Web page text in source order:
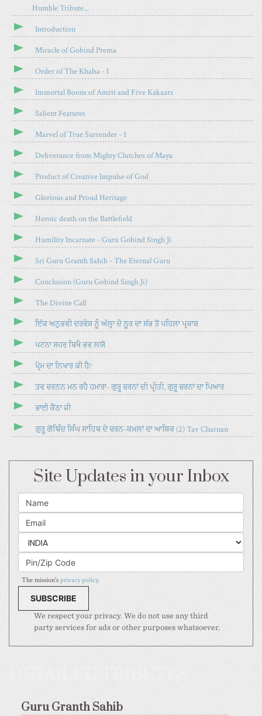
T
I
A
R
T
I
L
Humble Tribute...
Introduction
Miracle of Gobind Prema
Order of The Khalsa - I
Immortal Boons of Amrit and Five Kakaars
Salient Features
Marvel of True Surrender - 1
Deliverance from Mighty Clutches of Maya
Product of Creative Impulse of God
Glorious and Proud Heritage
Heroic death on the Battlefield
Humility Incarnate - Guru Gobind Singh Ji
Sri Guru Granth Sahib - The Eternal Guru
Conclusion (Guru Gobind Singh Ji)
The Divine Call
ਇੱਕ ਅਨੁਭਵੀ ਦਰਵੇਸ਼ ਨੂੰ ਅੱਲ੍ਹਾ ਦੇ ਨੂਰ ਦਾ ਸੱਭ ਤੋਂ ਪਹਿਲਾ ਪ੍ਰਕਾਸ਼
ਪਟਨਾ ਸਹਰ ਬਿਖੈ ਭਵ ਲਯੋ
ਪ੍ਰੇਮ ਦਾ ਨਿਖਾਰ ਕੀ ਹੈ?
ਤਵ ਚਰਨਨ ਮਨ ਰਹੈ ਹਮਾਰਾ- ਗੁਰੂ ਚਰਨਾਂ ਦੀ ਪ੍ਰੀਤੀ, ਗੁਰੂ ਚਰਨਾਂ ਦਾ ਪਿਆਰ
ਭਾਈ ਕੈਂਠਾ ਜੀ
ਗੁਰੂ ਗੋਬਿੰਦ ਸਿੰਘ ਸਾਹਿਬ ਦੇ ਚਰਨ-ਕਮਲਾਂ ਦਾ ਆਸ਼ਿਕ (2) Tav Charnan
Site Updates in your Inbox
The mission'sprivacy policy.
We respect your privacy. We do not use any third
party services for ads or other purposes whatsoever.
DETAILED TRIBUTES
Guru Granth Sahib